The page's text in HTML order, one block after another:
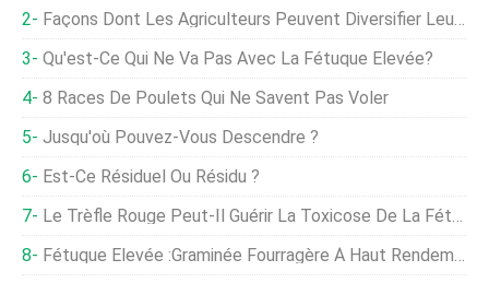
Façons Dont Les Agriculteurs Peuvent Diversifier Leurs Revenus
Qu'est-Ce Qui Ne Va Pas Avec La Fétuque Élevée?
8 Races De Poulets Qui Ne Savent Pas Voler
Jusqu'où Pouvez-Vous Descendre ?
Est-Ce Résiduel Ou Résidu ?
Le Trèfle Rouge Peut-Il Guérir La Toxicose De La Fétuque ?
Fétuque Élevée :graminée Fourragère À Haut Rendement Ou Mauvaise Herbe Toxique Et Envahissante ?